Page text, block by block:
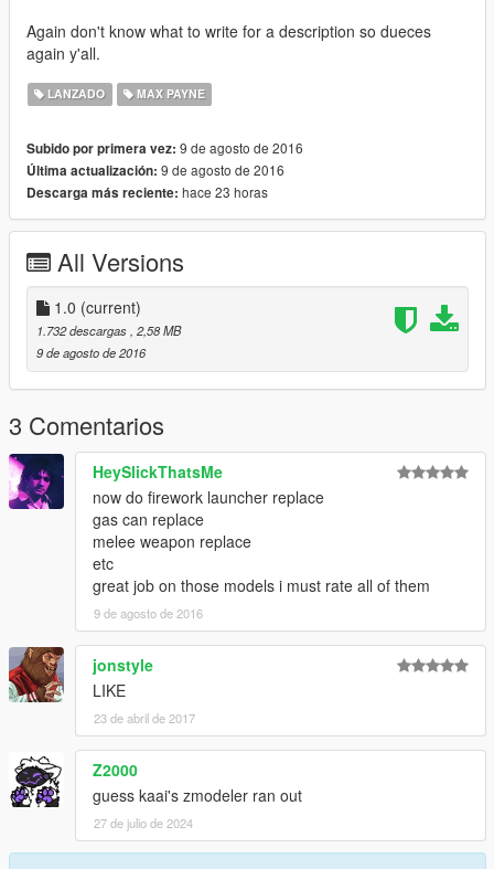
Again don't know what to write for a description so dueces
again y'all.
LANZADO MAX PAYNE
Subido por primera vez: 9 de agosto de 2016
Última actualización: 9 de agosto de 2016
Descarga más reciente: hace 23 horas
All Versions
1.0 (current)
1.732 descargas, 2,58 MB
9 de agosto de 2016
3 Comentarios
HeySlickThatsMe
now do firework launcher replace
gas can replace
melee weapon replace
etc
great job on those models i must rate all of them
9 de agosto de 2016
jonstyle
LIKE
23 de abril de 2017
Z2000
guess kaai's zmodeler ran out
27 de julio de 2024